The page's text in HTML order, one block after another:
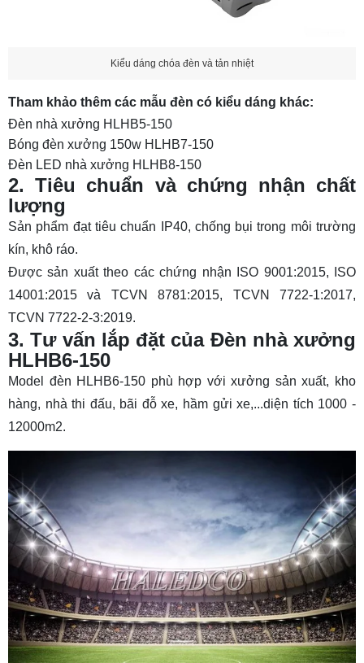
Kiểu dáng chóa đèn và tản nhiệt
Tham khảo thêm các mẫu đèn có kiểu dáng khác:
Đèn nhà xưởng HLHB5-150
Bóng đèn xưởng 150w HLHB7-150
Đèn LED nhà xưởng HLHB8-150
2. Tiêu chuẩn và chứng nhận chất
lượng
Sản phẩm đạt tiêu chuẩn IP40, chống bụi trong môi trường
kín, khô ráo.
Được sản xuất theo các chứng nhận ISO 9001:2015, ISO
14001:2015 và TCVN 8781:2015, TCVN 7722‑1:2017,
TCVN 7722‑2‑3:2019.
3. Tư vấn lắp đặt của Đèn nhà xưởng
HLHB6-150
Model đèn HLHB6-150 phù hợp với xưởng sản xuất, kho
hàng, nhà thi đấu, bãi đỗ xe, hầm gửi xe,...diện tích 1000 -
12000m2.